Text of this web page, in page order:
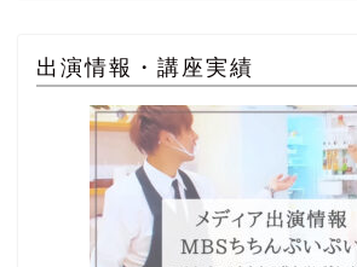
出演情報・講座実績